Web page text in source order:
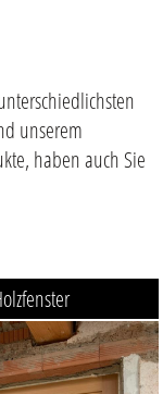
unserem
haben auch Sie